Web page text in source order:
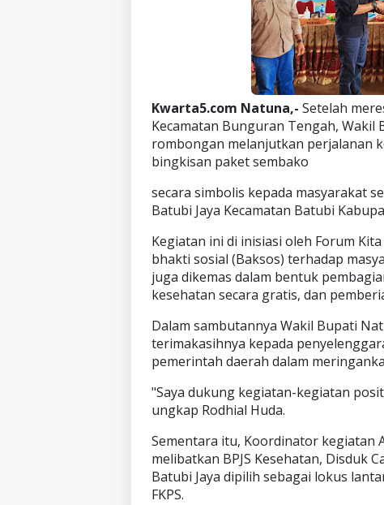
Kwarta5.com Natuna,- Setelah
Kecamatan Bunguran Tengah, Wakil
rombongan melanjutkan perjalanan
bingkisan paket sembako
secara simbolis kepada masyarakat
Batubi Jaya Kecamatan Batubi
Kegiatan ini di inisiasi oleh Forum
bhakti sosial (Baksos) terhadap
juga dikemas dalam bentuk
kesehatan secara gratis, dan
Dalam sambutannya Wakil Bupati
terimakasihnya kepada
pemerintah daerah dalam
"Saya dukung kegiatan-kegiatan
ungkap Rodhial Huda.
Sementara itu, Koordinator kegiatan
melibatkan BPJS Kesehatan, Disduk
Batubi Jaya dipilih sebagai lokus
FKPS.